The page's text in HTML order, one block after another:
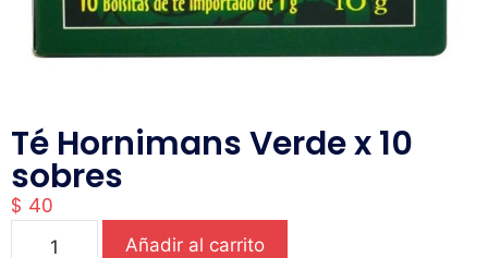
Té Hornimans Verde x 10
sobres
$ 40
Añadir al carrito